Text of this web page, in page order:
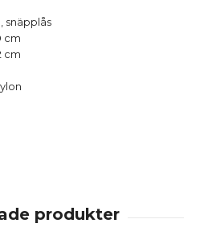
snäpplås
cm
cm